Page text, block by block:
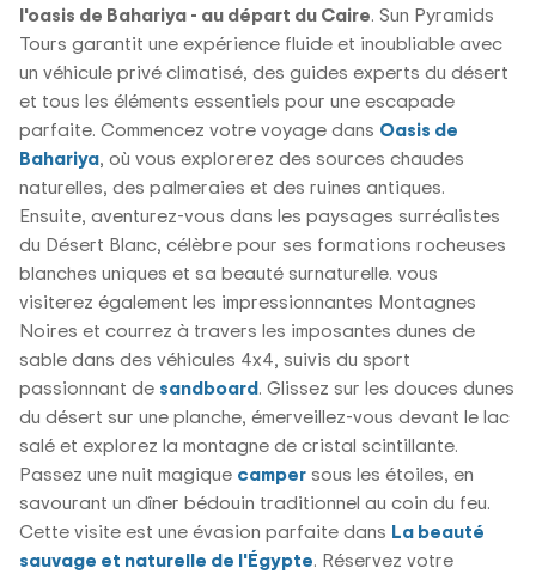
l'oasis de Bahariya - au départ du Caire. Sun Pyramids
Tours garantit une expérience fluide et inoubliable avec
un véhicule privé climatisé, des guides experts du désert
et tous les éléments essentiels pour une escapade
parfaite. Commencez votre voyage dans Oasis de
Bahariya, où vous explorerez des sources chaudes
naturelles, des palmeraies et des ruines antiques.
Ensuite, aventurez-vous dans les paysages surréalistes
du Désert Blanc, célèbre pour ses formations rocheuses
blanches uniques et sa beauté surnaturelle. vous
visiterez également les impressionnantes Montagnes
Noires et courrez à travers les imposantes dunes de
sable dans des véhicules 4x4, suivis du sport
passionnant de sandboard. Glissez sur les douces dunes
du désert sur une planche, émerveillez-vous devant le lac
salé et explorez la montagne de cristal scintillante.
Passez une nuit magique campersous les étoiles, en
savourant un dîner bédouin traditionnel au coin du feu.
Cette visite est une évasion parfaite dans La beauté
sauvage et naturelle de l'Égypte. Réservez votre